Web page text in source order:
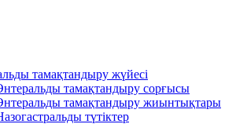
тамақтандыру жүйесі
тамақтандыру сорғысы
тамақтандыру жиынтықтары
түтіктер